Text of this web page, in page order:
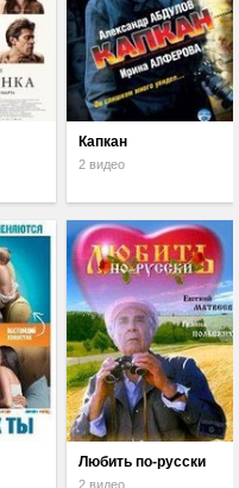
Капкан
2 видео
Любить по-русски
2 видео